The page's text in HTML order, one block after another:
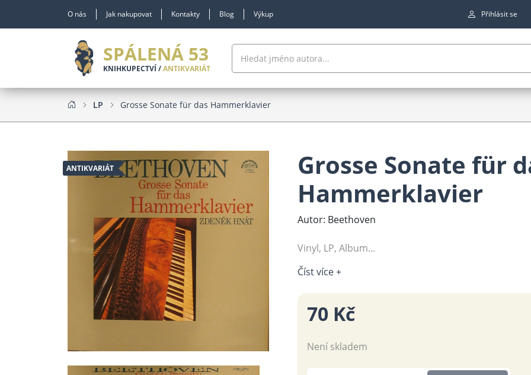
O nás Jak nakupovat Kontakty Blog Výkup Přihlásit se
SPÁLENÁ 53
KNIHKUPECTVÍ /ANTIKVARIÁT
LP Grosse Sonate für das Hammerklavier
ANTIKVARIÁT
Grosse Sonate für
Hammerklavier
Autor: Beethoven
Vinyl, LP, Album...
Číst více +
70 Kč
Není skladem